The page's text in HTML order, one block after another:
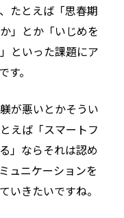
たとえば「思春期
」とか「いじめを
といった課題にア
。
が悪いとかそうい
えば「スマートフ
」ならそれは認め
ュニケーションを
いきたいですね。